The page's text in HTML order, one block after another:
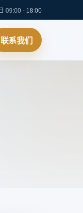
09:00 - 18:00
联系我们